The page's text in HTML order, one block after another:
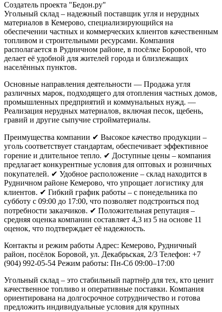
Создатель проекта "Бедон.ру"
Угольный склад – надежный поставщик угля и нерудных
материалов в Кемерово, специализирующийся на
обеспечении частных и коммерческих клиентов качественным
топливом и строительными ресурсами. Компания
располагается в Рудничном районе, в посёлке Боровой, что
делает её удобной для жителей города и близлежащих
населённых пунктов.
Основные направления деятельности — Продажа угля
различных марок, подходящего для отопления частных домов,
промышленных предприятий и коммунальных нужд. —
Реализация нерудных материалов, включая песок, щебень,
гравий и другие сыпучие стройматериалы.
Преимущества компании ✔ Высокое качество продукции –
уголь соответствует стандартам, обеспечивает эффективное
горение и длительное тепло. ✔ Доступные цены – компания
предлагает конкурентные условия для оптовых и розничных
покупателей. ✔ Удобное расположение – склад находится в
Рудничном районе Кемерово, что упрощает логистику для
клиентов. ✔ Гибкий график работы – с понедельника по
субботу с 09:00 до 17:00, что позволяет подстроиться под
потребности заказчиков. ✔ Положительная репутация –
средняя оценка компании составляет 4,3 из 5 на основе 11
оценок, что подтверждает её надежность.
Контакты и режим работы Адрес: Кемерово, Рудничный
район, посёлок Боровой, ул. Декабрьская, 2/3 Телефон: +7
(904) 992-05-54 Режим работы: Пн-Сб 09:00–17:00
Угольный склад – это стабильный партнёр для тех, кто ценит
качественное топливо и оперативные поставки. Компания
ориентирована на долгосрочное сотрудничество и готова
предложить индивидуальные условия для крупных